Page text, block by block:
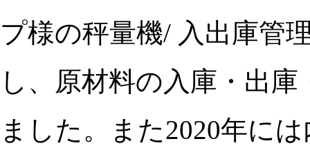
プ様の秤量機/ 入出庫管
し、原材料の入庫・出
ました。また2020年に